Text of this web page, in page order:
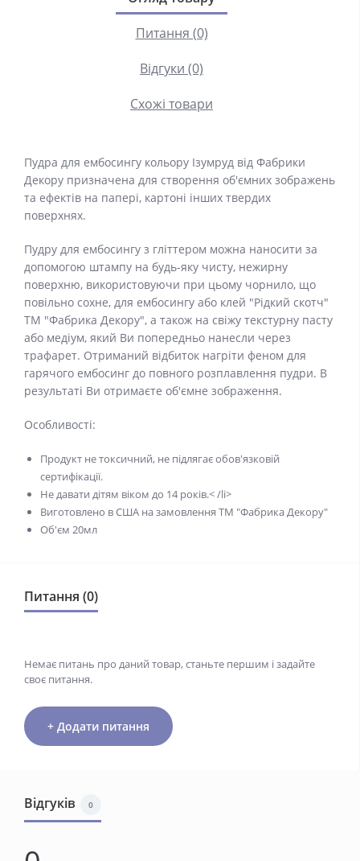
Питання (0)
Відгуки (0)
Схожі товари
Пудра для ембосингу кольору Ізумруд від Фабрики
Декору призначена для створення об'ємних зображень
та ефектів на папері, картоні інших твердих
поверхнях.
Пудру для ембосингу з гліттером можна наносити за
допомогою штампу на будь-яку чисту, нежирну
поверхню, використовуючи при цьому чорнило, що
повільно сохне, для ембосингу або клей "Рідкий скотч"
ТМ "Фабрика Декору", а також на свіжу текстурну пасту
або медіум, який Ви попередньо нанесли через
трафарет. Отриманий відбиток нагріти феном для
гарячого ембосинг до повного розплавлення пудри. В
результаті Ви отримаєте об'ємне зображення.
Особливості:
Продукт не токсичний, не підлягає обов'язковій
сертифікації.
Не давати дітям віком до 14 років.< /li>
Виготовлено в США на замовлення ТМ "Фабрика Декору"
Об'єм 20мл
Питання (0)
Немає питань про даний товар, станьте першим і задайте
своє питання.
+ Додати питання
Відгуків 0